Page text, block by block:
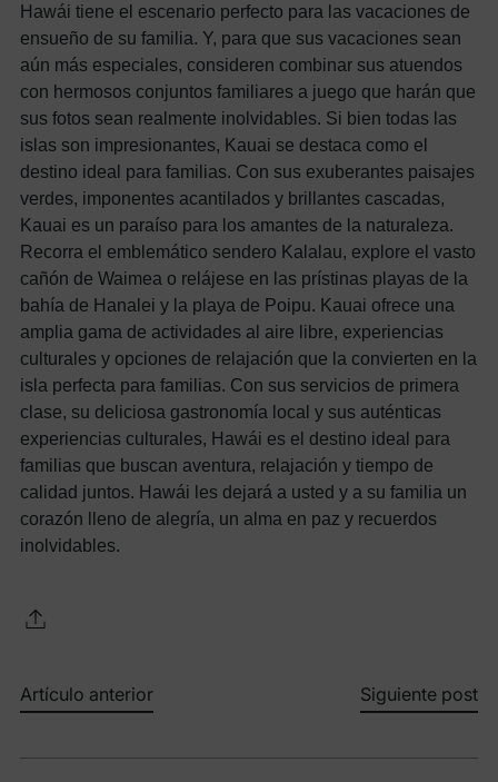
Hawái tiene el escenario perfecto para las vacaciones de
ensueño de su familia. Y, para que sus vacaciones sean
aún más especiales, consideren combinar sus atuendos
con hermosos conjuntos familiares a juego que harán que
sus fotos sean realmente inolvidables. Si bien todas las
islas son impresionantes, Kauai se destaca como el
destino ideal para familias. Con sus exuberantes paisajes
verdes, imponentes acantilados y brillantes cascadas,
Kauai es un paraíso para los amantes de la naturaleza.
Recorra el emblemático sendero Kalalau, explore el vasto
cañón de Waimea o relájese en las prístinas playas de la
bahía de Hanalei y la playa de Poipu. Kauai ofrece una
amplia gama de actividades al aire libre, experiencias
culturales y opciones de relajación que la convierten en la
isla perfecta para familias. Con sus servicios de primera
clase, su deliciosa gastronomía local y sus auténticas
experiencias culturales, Hawái es el destino ideal para
familias que buscan aventura, relajación y tiempo de
calidad juntos. Hawái les dejará a usted y a su familia un
corazón lleno de alegría, un alma en paz y recuerdos
inolvidables.
Artículo anterior Siguiente post